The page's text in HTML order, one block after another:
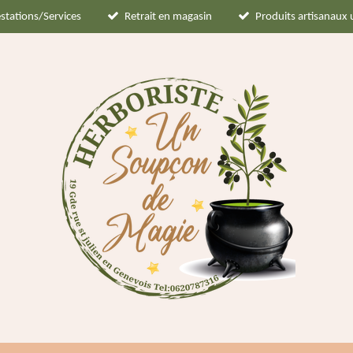
Services Retrait en magasin Produits artisanaux